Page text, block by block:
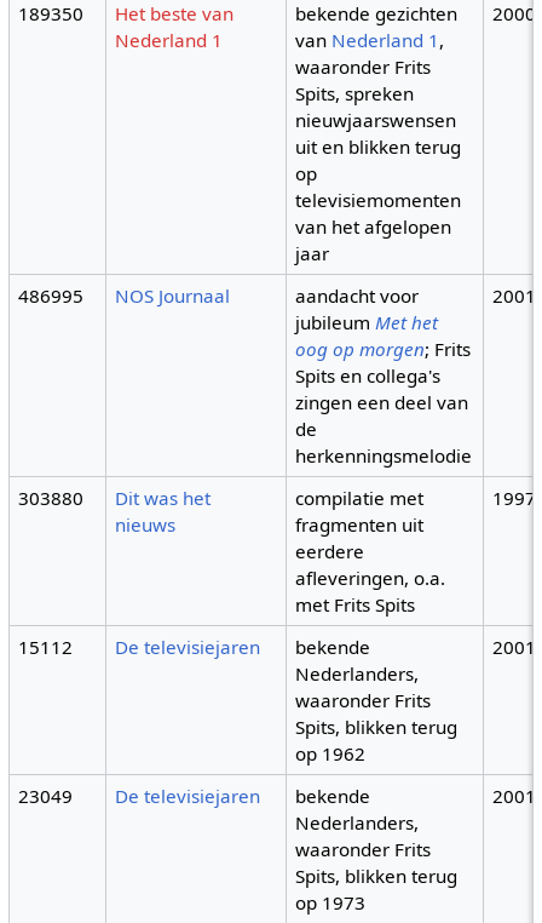
189350
Het beste van
Nederland 1
bekende gezichten
van Nederland 1 ,
waaronder Frits
Spits, spreken
nieuwjaarswensen
uit en blikken terug
op
televisiemomenten
van het afgelopen
jaar
2000
486995 NOS Journaal
aandacht voor
jubileumMet het
oog op morgen; Frits
Spits en collega's
zingen een deel van
de
herkenningsmelodie
2001
303880
Dit was het
nieuws
compilatie met
fragmenten uit
eerdere
afleveringen, o.a.
met Frits Spits
1997
15112 De televisiejaren
bekende
Nederlanders,
waaronder Frits
Spits, blikken terug
op 1962
2001
23049 De televisiejaren
bekende
Nederlanders,
waaronder Frits
Spits, blikken terug
op 1973
2001